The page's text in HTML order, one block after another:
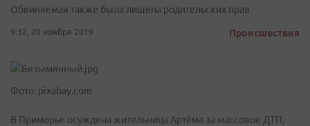
Обвиняемая также была лишена родительских прав
9:32, 20 ноября 2019 Происшествия
Фото: pixabay.com
В Приморье осуждена жительница Артёма за массовое ДТП,